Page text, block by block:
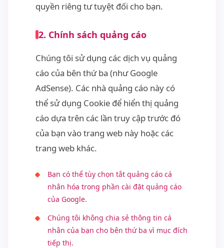
quyền riêng tư tuyệt đối cho bạn.
2. Chính sách quảng cáo
Chúng tôi sử dụng các dịch vụ quảng
cáo của bên thứ ba (như Google
AdSense). Các nhà quảng cáo này có
thể sử dụng Cookie để hiển thị quảng
cáo dựa trên các lần truy cập trước đó
của bạn vào trang web này hoặc các
trang web khác.
Bạn có thể tùy chọn tắt quảng cáo cá
nhân hóa trong phần cài đặt quảng cáo
của Google.
Chúng tôi không chia sẻ thông tin cá
nhân của bạn cho bên thứ ba vì mục đích
tiếp thị.